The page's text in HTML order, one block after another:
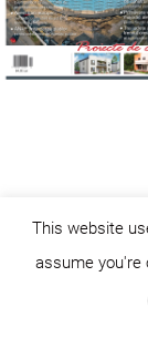
This website
assume you're